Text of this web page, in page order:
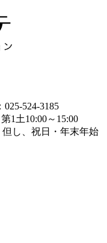
第1土10:00～15:00
但し、祝日・年末年始